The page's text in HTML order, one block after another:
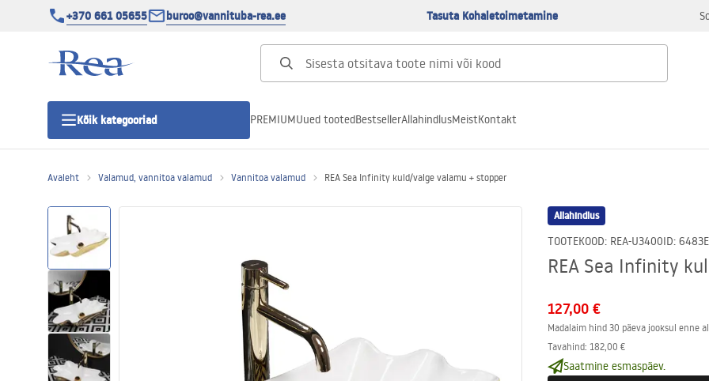
+370 661 05655 buroo@vannituba-rea.ee Tasuta Kohaletoimetamine
Kõik kategooriad
Duši uks
Lineaarne duši äravool
Tualettruumid
PREMIUMUued tootedBestsellerAllahindlusMeistKontakt
Avaleht Valamud, vannitoa valamud Vannitoa valamud REA Sea Infinity kuld/valge valamu + stopper
Allahindlus
TOOTEKOOD: REA-U3400ID: 6483
REA Sea Infinity
127,00 €
Madalaim hind 30 päeva jooksul enne
Tavahind: 182,00 €
Saatmine esmaspäev.